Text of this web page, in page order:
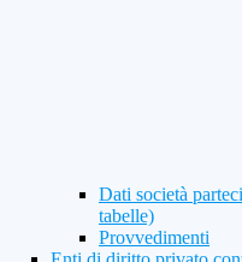
Dati società
tabelle)
Provvedimenti